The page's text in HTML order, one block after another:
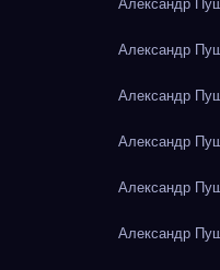
Александр
Александр
Александр
Александр
Александр
Александр